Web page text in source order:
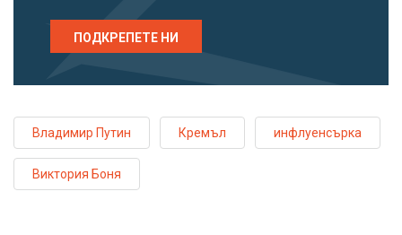
ПОДКРЕПЕТЕ НИ
Владимир Путин Кремъл инфлуенсърка
Виктория Боня